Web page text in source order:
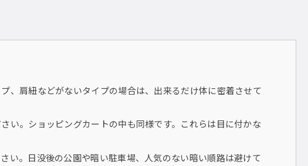
、肩紐などがないタイプの場合は、出来るだけ体に密着させて
い。ショッピングカートの中も同様です。これらは目に付かな
い。日没後の公園や暗い駐車場、人気のない暗い順路は避けて